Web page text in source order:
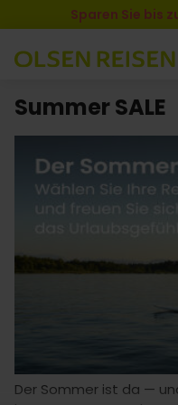
Sparen Sie bis
Summer SALE
Der Sommer ist da —